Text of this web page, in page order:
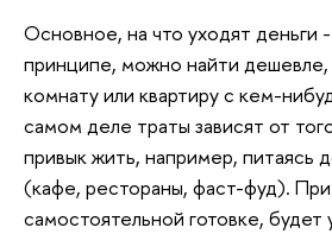
Основное, на что уходят деньги
принципе, можно найти
комнату или квартиру с кем-
самом деле траты зависят от
привык жить, например, питаясь
(кафе, рестораны, фаст-фуд).
самостоятельной готовке,